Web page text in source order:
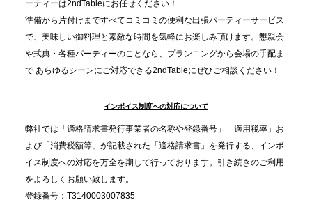
2025.11.21
プレスリリースのご案内｜忘年会は“移動時間ゼロ
分”の時代へ。法人注文が前年比5倍に伸びた「宅配
オードブル」が提案する、新しい乾杯文化
プレスリリースのご案内｜職場で完結する“忘年会・
納会ケータリング”が人気。幹事負担を軽減し、社内
コミュニケーションを促進
ーティーは2ndTableにお任せください！
準備から片付けまですべてコミコミの便利な出張パーティーサービス
で、美味しい御料理と素敵な時間を気軽にお楽しみ頂けます。懇親会
や式典・各種パーティーのことなら、プランニングから会場の手配ま
で あらゆるシーンにご対応できる2ndTableにぜひご相談ください！
インボイス制度への対応について
弊社では「適格請求書発行事業者の名称や登録番号」「適用税率」お
よび「消費税額等」が記載された「適格請求書」を発行する、インボ
イス制度への対応を万全を期して行っております。引き続きのご利用
をよろしくお願い致します。
登録番号：T3140003007835